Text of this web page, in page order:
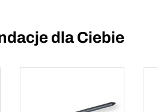
dla Ciebie